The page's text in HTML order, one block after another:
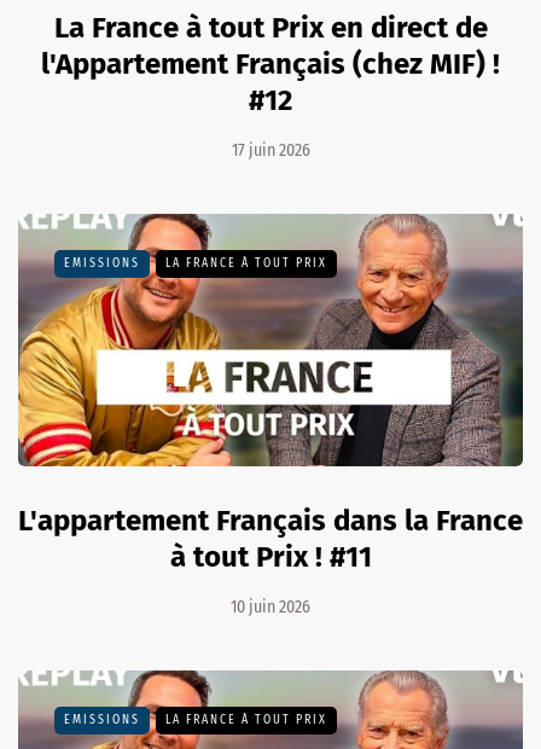
La France à tout Prix en direct de
l'Appartement Français (chez MIF) !
#12
17 juin 2026
EMISSIONS LA FRANCE À TOUT PRIX
L'appartement Français dans la France
à tout Prix ! #11
10 juin 2026
EMISSIONS LA FRANCE À TOUT PRIX